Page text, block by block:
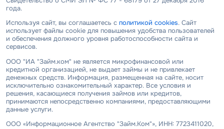
года.
Используя сайт, вы соглашаетесь с политикой cookies. Сайт
использует файлы cookie для повышения удобства пользователей
и обеспечения должного уровня работоспособности сайта и
сервисов.
ООО "ИА "Займ.ком" не является микрофинансовой или
кредитной организацией, не выдает займы и не привлекает
денежных средств. Информация, размещенная на сайте, носит
исключительно ознакомительный характер. Все условия и
решения, касающиеся получения займов или кредитов,
принимаются непосредственно компаниями, предоставляющими
данные услуги.
ООО «Информационное Агентство "Займ.Ком"», ИНН: 7723411020,